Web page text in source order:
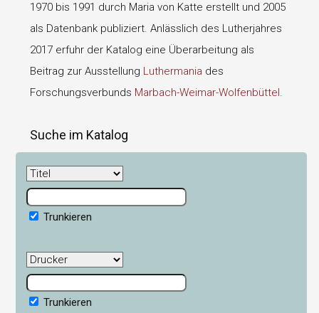
1970 bis 1991 durch Maria von Katte erstellt und 2005
als Datenbank publiziert. Anlässlich des Lutherjahres
2017 erfuhr der Katalog eine Überarbeitung als
Beitrag zur Ausstellung Luthermania des
Forschungsverbunds Marbach-Weimar-Wolfenbüttel.
Suche im Katalog
Trunkieren
Trunkieren